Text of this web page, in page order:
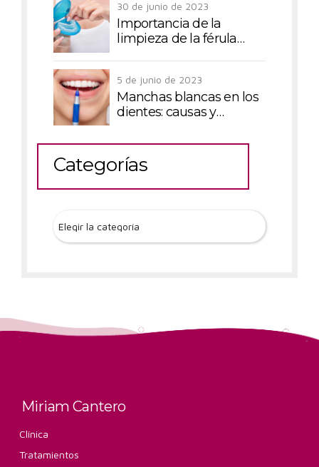
30 de junio de 2023
Importancia de la
limpieza de la férula
5 de junio de 2023
Manchas blancas en los
dientes: causas y
Categorías
Miriam Cantero
Clínica
Tratamientos